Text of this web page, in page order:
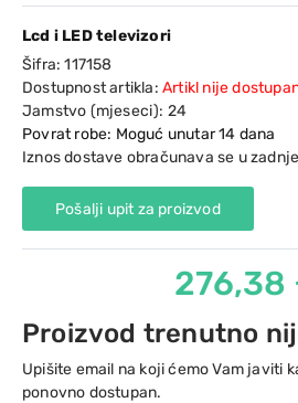
Lcd i LED televizori
Šifra:117158
Dostupnost artikla: Artikl nije
Jamstvo (mjeseci): 24
Povrat robe: Moguć unutar 14 dana
Iznos dostave obračunava se u
Pošalji upit za proizvod
276,38
Proizvod trenutno
Upišite email na koji ćemo Vam javiti
ponovno dostupan.